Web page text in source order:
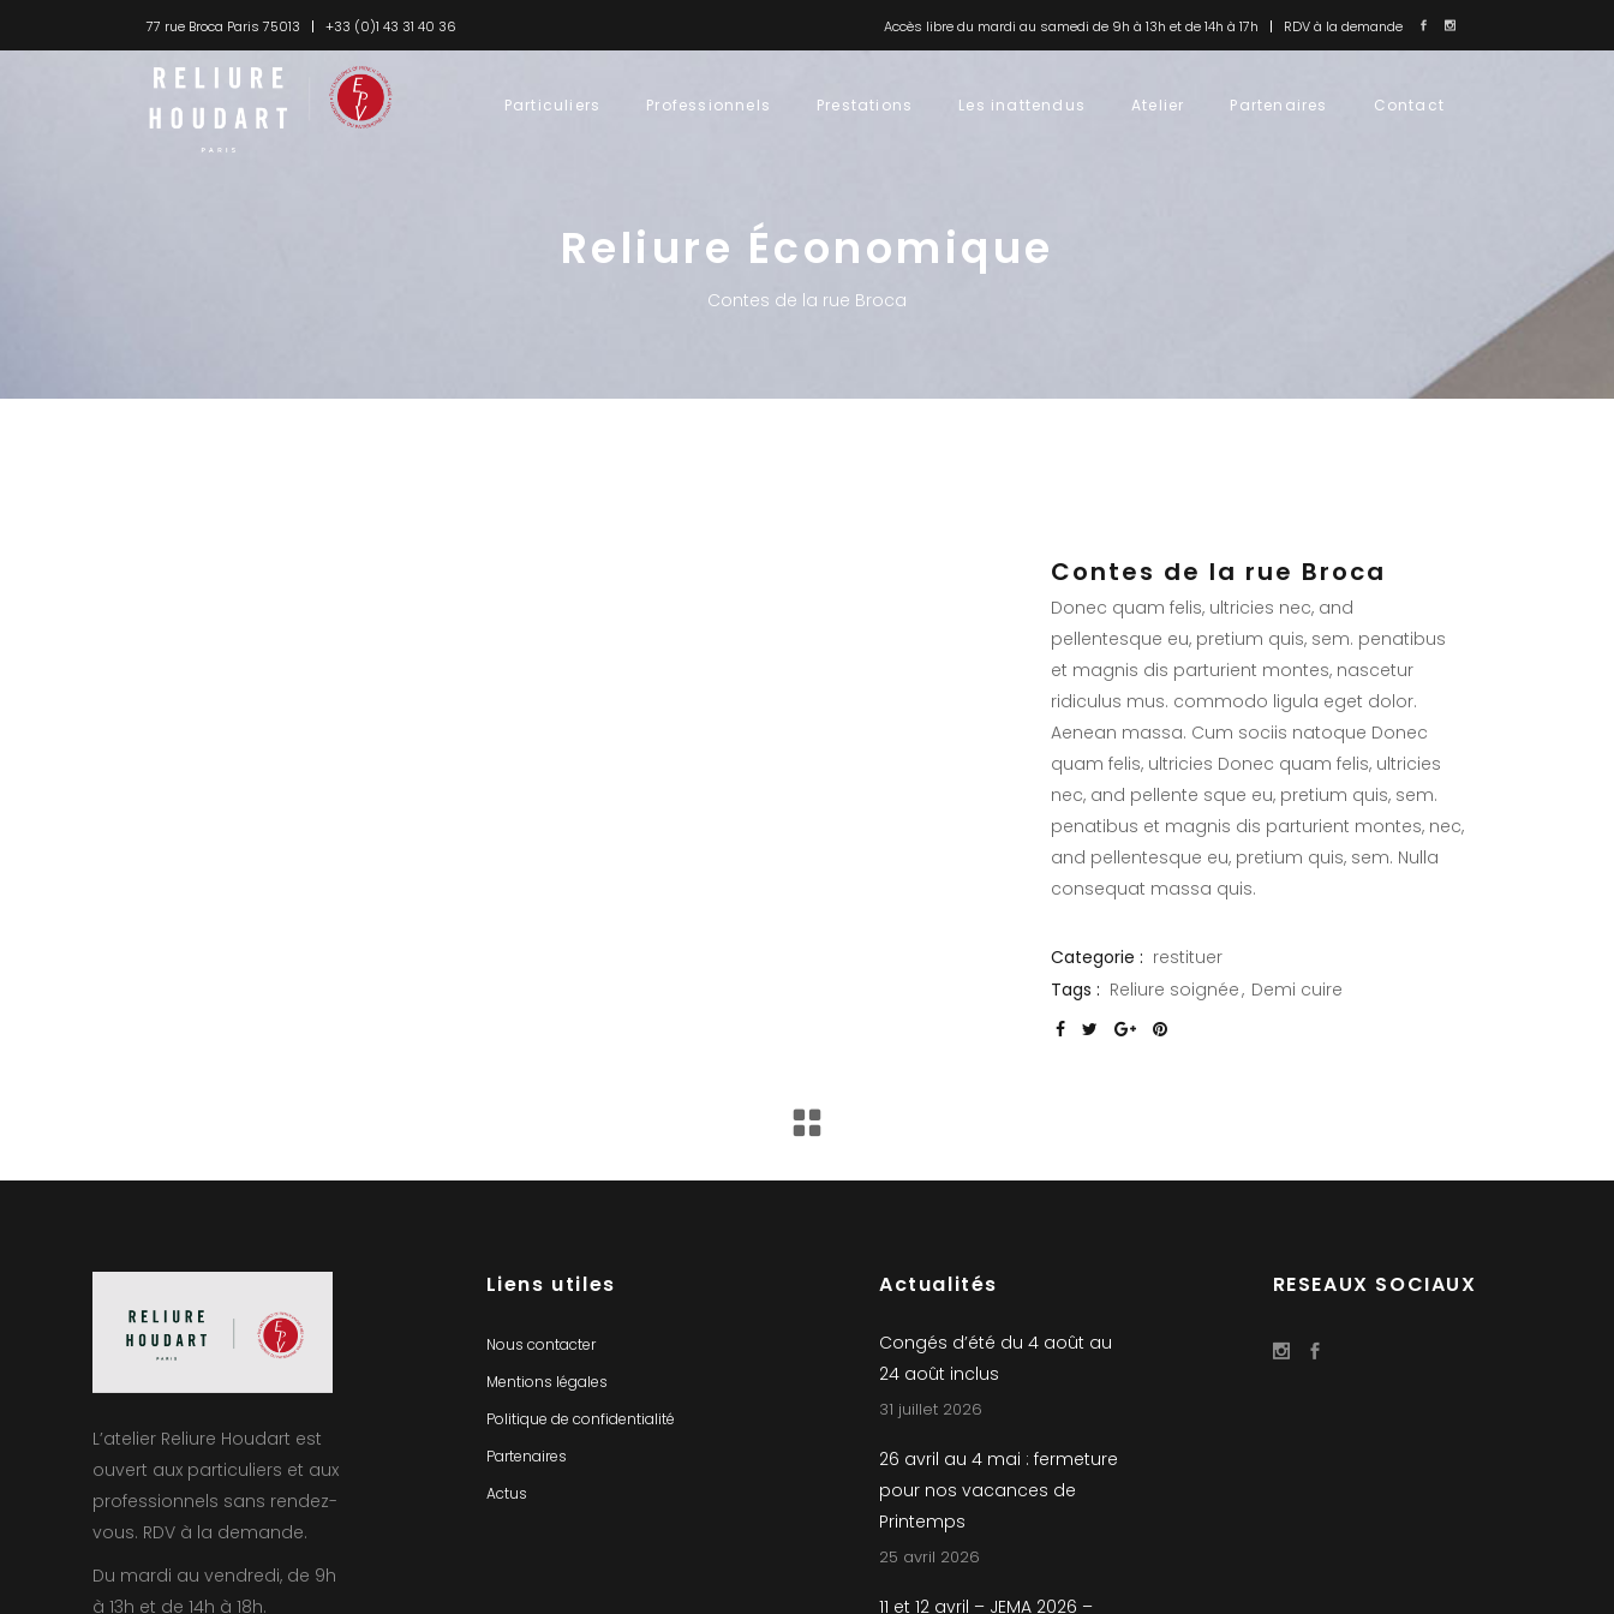
77 rue Broca Paris 75013 +33 (0)1 43 31 40 36 Accès libre du mardi au samedi de 9h à 13h et de 14h à 17h RDV à la demande
Particuliers Professionnels Prestations Les inattendus Atelier Partenaires Contact
Reliure Économique
Contes de la rue Broca
Contes de la rue Broca
Donec quam felis, ultricies nec, and
pellentesque eu, pretium quis, sem. penatibus
et magnis dis parturient montes, nascetur
ridiculus mus. commodo ligula eget dolor.
Aenean massa. Cum sociis natoque Donec
quam felis, ultricies Donec quam felis, ultricies
nec, and pellente sque eu, pretium quis, sem.
penatibus et magnis dis parturient montes, nec,
and pellentesque eu, pretium quis, sem. Nulla
consequat massa quis.
Categorie : restituer
Tags : Reliure soignée Demi cuire
L’atelier Reliure Houdart est
ouvert aux particuliers et aux
professionnels sans rendez-
vous. RDV à la demande.
Du mardi au vendredi, de 9h
à 13h et de 14h à 18h.
Liens utiles
Nous contacter
Mentions légales
Politique de confidentialité
Partenaires
Actus
Actualités
Congés d’été du 4 août au
24 août inclus
31 juillet 2026
26 avril au 4 mai : fermeture
pour nos vacances de
Printemps
25 avril 2026
11 et 12 avril – JEMA 2026 –
RESEAUX SOCIAUX